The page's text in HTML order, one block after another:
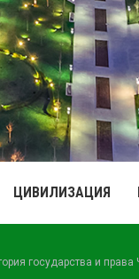
ЦИВИЛИЗАЦИЯ
государства и